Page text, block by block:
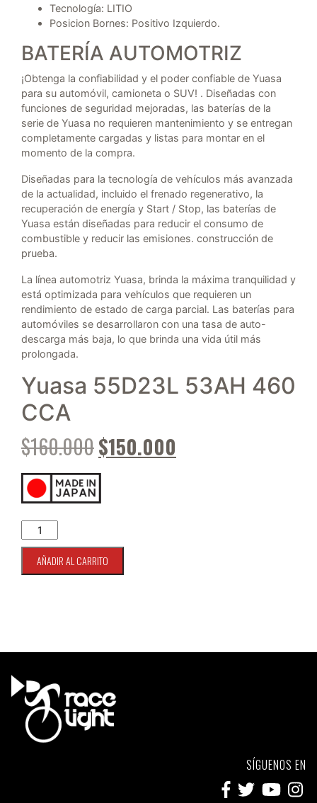
Tecnología: LITIO
Posicion Bornes: Positivo Izquierdo.
BATERÍA AUTOMOTRIZ
¡Obtenga la confiabilidad y el poder confiable de Yuasa
para su automóvil, camioneta o SUV! . Diseñadas con
funciones de seguridad mejoradas, las baterías de la
serie de Yuasa no requieren mantenimiento y se entregan
completamente cargadas y listas para montar en el
momento de la compra.
Diseñadas para la tecnología de vehículos más avanzada
de la actualidad, incluido el frenado regenerativo, la
recuperación de energía y Start / Stop, las baterías de
Yuasa están diseñadas para reducir el consumo de
combustible y reducir las emisiones. construcción de
prueba.
La línea automotriz Yuasa, brinda la máxima tranquilidad y
está optimizada para vehículos que requieren un
rendimiento de estado de carga parcial. Las baterías para
automóviles se desarrollaron con una tasa de auto-
descarga más baja, lo que brinda una vida útil más
prolongada.
Yuasa 55D23L 53AH 460
CCA
$160.000El precio original era:
$150.000
Batería Yuasa 55D23L 53AH 460 CCA cantidad
AÑADIR AL CARRITO
SÍGUENOS EN